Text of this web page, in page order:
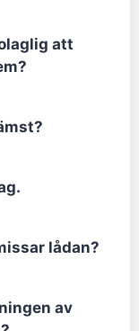
att
lådan?
av